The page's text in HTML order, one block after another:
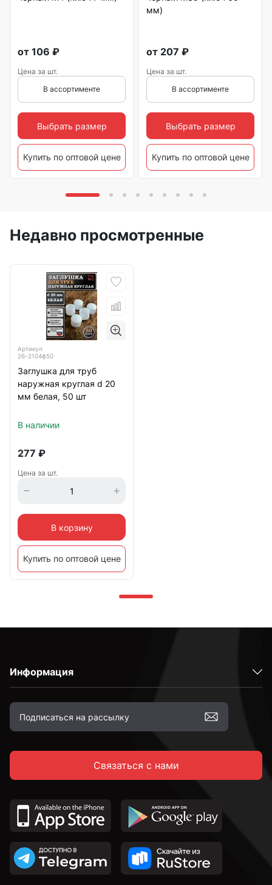
от 106 ₽
Цена за шт.
В ассортименте
Выбрать размер
Купить по оптовой цене
мм)
от 207 ₽
Цена за шт.
В ассортименте
Выбрать размер
Купить по оптовой цене
Недавно просмотренные
Артикул
26-2104ф50
Заглушка для труб
наружная круглая d 20
мм белая, 50 шт
В наличии
277 ₽
Цена за шт.
В корзину
Купить по оптовой цене
Информация
Связаться с нами